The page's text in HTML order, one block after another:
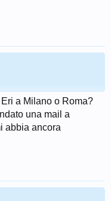
a Milano o Roma?
una mail a
abbia ancora